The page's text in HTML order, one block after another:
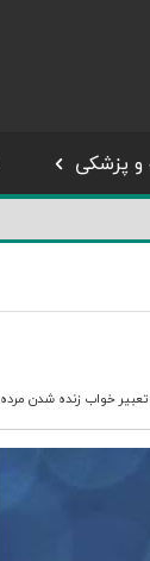
پزشکی
تعبیر خواب زنده شدن مرده